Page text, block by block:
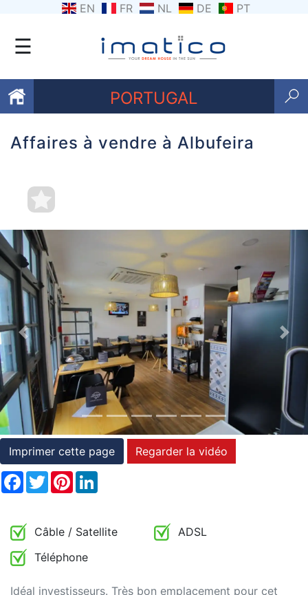
EN FR NL DE PT
☰
PORTUGAL
Favoris
sommes-
Contactez
nous
Termes
et
conditions
Témoignages
Conseils
Juridiques
Affaires à vendre à Albufeira
Previous Next
Imprimer cette page
Regarder la vidéo
Facebook
TwitterPinterest
Câble / Satellite
ADSL
Téléphone
Idéal investisseurs. Très bon emplacement pour cet